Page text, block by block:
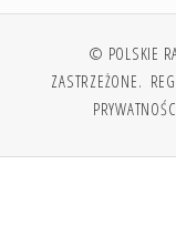
© POLSKIE
ZASTRZEŻONE.